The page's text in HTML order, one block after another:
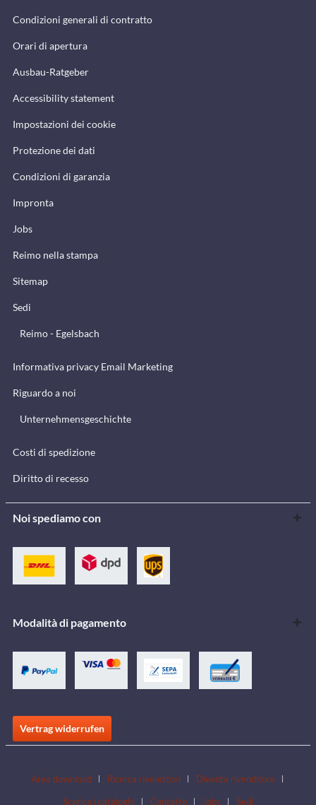
Condizioni generali di contratto
Orari di apertura
Ausbau-Ratgeber
Accessibility statement
Impostazioni dei cookie
Protezione dei dati
Condizioni di garanzia
Impronta
Jobs
Reimo nella stampa
Sitemap
Sedi
Reimo - Egelsbach
Informativa privacy Email Marketing
Riguardo a noi
Unternehmensgeschichte
Costi di spedizione
Diritto di recesso
Noi spediamo con
Modalità di pagamento
Vertrag widerrufen
Area download Ricerca rivenditori
Diventa rivenditore
Scarica i cataloghi
Contatto Jobs Sedi